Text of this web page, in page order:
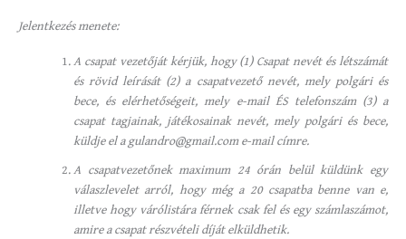
Jelentkezés menete:
A csapat vezetőját kérjük, hogy (1) Csapat nevét és létszámát
és rövid leírását (2) a csapatvezető nevét, mely polgári és
bece, és elérhetőségeit, mely e-mail ÉS telefonszám (3) a
csapat tagjainak, játékosainak nevét, mely polgári és bece,
küldje el a gulandro@gmail.com e-mail címre.
A csapatvezetőnek maximum 24 órán belül küldünk egy
válaszlevelet arról, hogy még a 20 csapatba benne van e,
illetve hogy várólistára férnek csak fel és egy számlaszámot,
amire a csapat részvételi díját elküldhetik.